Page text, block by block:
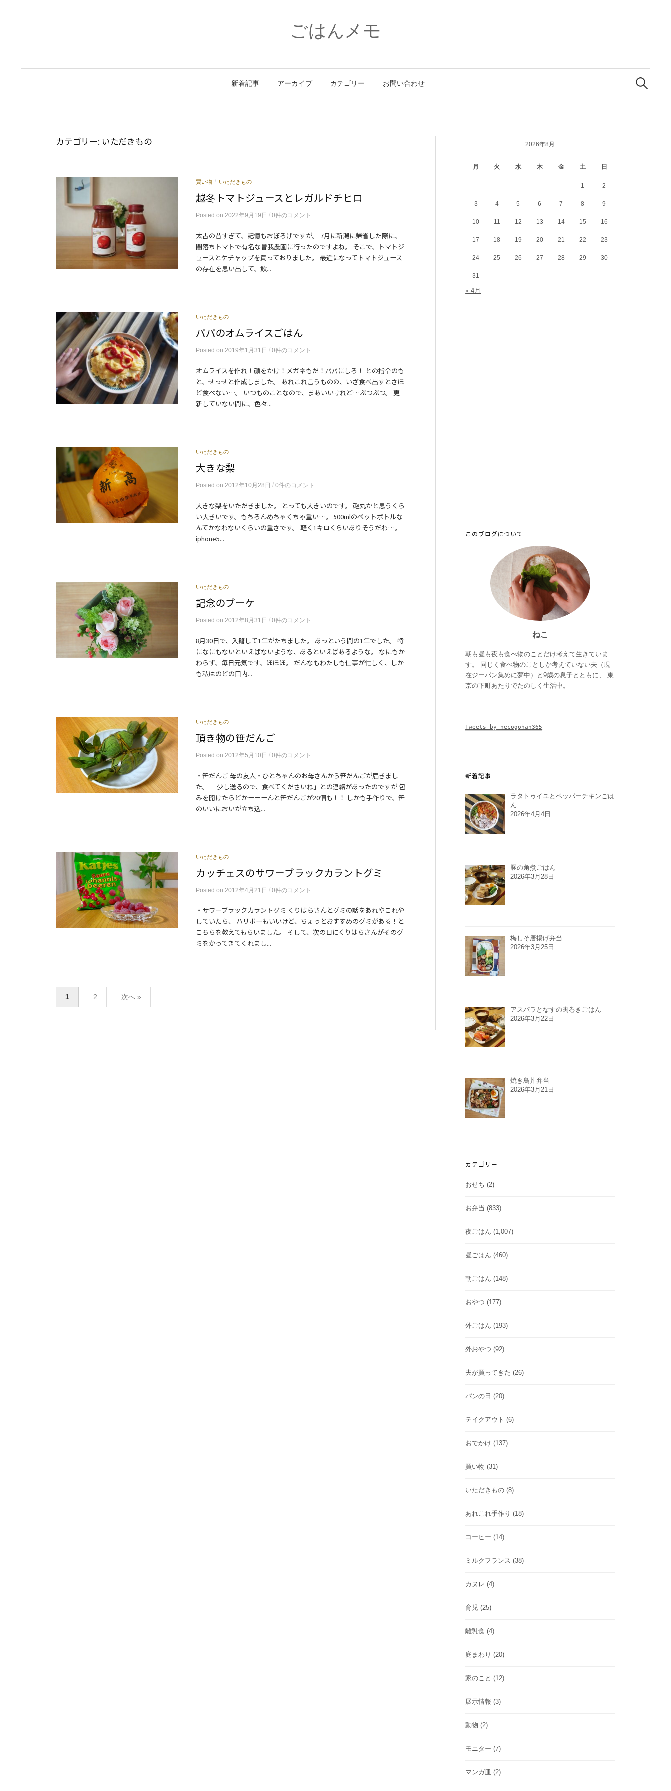
へ
ごはんメモ
新着記事 アーカイブ カテゴリー お問い合わせ
索:
カテゴリー: いただきもの
買い物 / いただきもの
越冬トマトジュースとレガルドチヒロ
Posted on 2022年9月19日 / 0件のコメント
太古の昔すぎて、記憶もおぼろげですが。 7月に新潟に帰省した際に、
闇落ちトマトで有名な曽我農園に行ったのですよね。 そこで、トマトジ
ュースとケチャップを買っておりました。 最近になってトマトジュース
の存在を思い出して、飲...
いただきもの
パパのオムライスごはん
Posted on 2019年1月31日 / 0件のコメント
オムライスを作れ！顔をかけ！メガネもだ！パパにしろ！ との指令のも
と、せっせと作成しました。 あれこれ言うものの、いざ食べ出すとさほ
ど食べない…。 いつものことなので、まあいいけれど…ぶつぶつ。 更
新していない間に、色々...
いただきもの
大きな梨
Posted on 2012年10月28日 / 0件のコメント
大きな梨をいただきました。 とっても大きいのです。 砲丸かと思うくら
い大きいです。もちろんめちゃくちゃ重い…。 500mlのペットボトルな
んてかなわないくらいの重さです。 軽く1キロくらいありそうだわ…。
iphone5...
いただきもの
記念のブーケ
Posted on 2012年8月31日 / 0件のコメント
8月30日で、入籍して1年がたちました。 あっという間の1年でした。 特
になにもないといえばないような、あるといえばあるような。 なにもか
わらず、毎日元気です、ほほほ。 だんなもわたしも仕事が忙しく、しか
も私はのどの口内...
いただきもの
頂き物の笹だんご
Posted on 2012年5月10日 / 0件のコメント
・笹だんご 母の友人・ひとちゃんのお母さんから笹だんごが届きまし
た。 「少し送るので、食べてくださいね」との連絡があったのですが 包
みを開けたらどかーーーんと笹だんごが20個も！！ しかも手作りで、笹
のいいにおいが立ち込...
いただきもの
カッチェスのサワーブラックカラントグミ
Posted on 2012年4月21日 / 0件のコメント
・サワーブラックカラントグミ くりはらさんとグミの話をあれやこれや
していたら、 ハリボーもいいけど、ちょっとおすすめのグミがある！と
こちらを教えてもらいました。 そして、次の日にくりはらさんがそのグ
ミをかってきてくれまし...
稿
1 2 次へ »
2026年8月
月 火 水 木 金 土 日
1 2
3 4 5 6 7 8 9
10 11 12 13 14 15 16
17 18 19 20 21 22 23
24 25 26 27 28 29 30
31
« 4月
このブログについて
ねこ
朝も昼も夜も食べ物のことだけ考えて生きていま
す。 同じく食べ物のことしか考えていない夫（現
在ジーパン集めに夢中）と9歳の息子とともに、 東
京の下町あたりでたのしく生活中。
Tweets by necogohan365
新着記事
ラタトゥイユとペッパーチキンごは
ん
2026年4月4日
豚の角煮ごはん
2026年3月28日
梅しそ唐揚げ弁当
2026年3月25日
アスパラとなすの肉巻きごはん
2026年3月22日
焼き鳥丼弁当
2026年3月21日
カテゴリー
おせち (2)
お弁当 (833)
夜ごはん (1,007)
昼ごはん (460)
朝ごはん (148)
おやつ (177)
外ごはん (193)
外おやつ (92)
夫が買ってきた (26)
パンの日 (20)
テイクアウト (6)
おでかけ (137)
買い物 (31)
いただきもの (8)
あれこれ手作り (18)
コーヒー (14)
ミルクフランス (38)
カヌレ (4)
育児 (25)
離乳食 (4)
庭まわり (20)
家のこと (12)
展示情報 (3)
動物 (2)
モニター (7)
マンガ皿 (2)